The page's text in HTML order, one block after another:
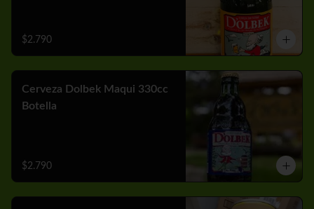
$2.790
Cerveza Dolbek Maqui 330cc
Botella
$2.790